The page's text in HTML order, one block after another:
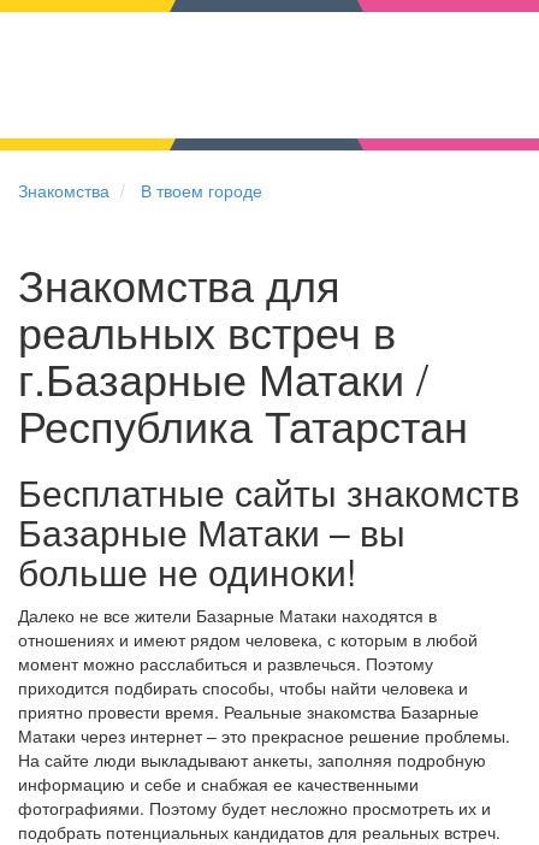
Знакомства В твоем городе
Знакомства для
реальных встреч в
г.Базарные Матаки /
Республика Татарстан
Бесплатные сайты знакомств
Базарные Матаки – вы
больше не одиноки!
Далеко не все жители Базарные Матаки находятся в
отношениях и имеют рядом человека, с которым в любой
момент можно расслабиться и развлечься. Поэтому
приходится подбирать способы, чтобы найти человека и
приятно провести время. Реальные знакомства Базарные
Матаки через интернет – это прекрасное решение проблемы.
На сайте люди выкладывают анкеты, заполняя подробную
информацию и себе и снабжая ее качественными
фотографиями. Поэтому будет несложно просмотреть их и
подобрать потенциальных кандидатов для реальных встреч.